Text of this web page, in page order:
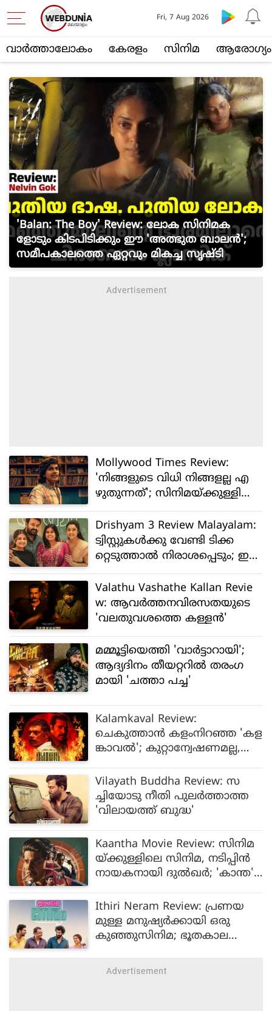
വാര്‍ത്താലോകം കേരളം സിനിമ ആരോഗ്യം
Fri, 7 Aug 2026
'Balan: The Boy' Review: ലോക സിനിമക
ളോടും കിടപിടിക്കും ഈ 'അത്ഭുത ബാലൻ';
സമീപകാലത്തെ ഏറ്റവും മികച്ച സൃഷ്ടി
Mollywood Times Review:
'നിങ്ങളുടെ വിധി നിങ്ങളല്ല എ
ഴുതുന്നത്'; സിനിമയ്ക്കുള്ളിലെ
സിനിമ, തുറന്നുപറച്ചിലിന്റെ
ധൈര്യം
Drishyam 3 Review Malayalam:
ട്വിസ്റ്റുകൾക്കു വേണ്ടി ടിക്ക
റ്റെടുത്താൽ നിരാശപ്പെടും; ഇ
ത്തവണ കഥപറച്ചിലിൽ പുതുമ
Valathu Vashathe Kallan Revie
w: ആവര്‍ത്തനവിരസതയുടെ
'വലതുവശത്തെ കള്ളന്‍'
മമ്മൂട്ടിയെത്തി 'വാർട്ടാറായി';
ആദ്യദിനം തീയറ്ററിൽ തരം​ഗ
മായി 'ചത്താ പച്ച'
Kalamkaval Review:
ചെകുത്താന്‍ കളംനിറഞ്ഞ 'കള
ങ്കാവല്‍'; കുറ്റാന്വേഷണമല്ല,
Vilayath Buddha Review: സ
ച്ചിയോടു നീതി പുലര്‍ത്താത്ത
'വിലായത്ത് ബുദ്ധ'
Kaantha Movie Review: സിനിമ
യ്ക്കുള്ളിലെ സിനിമ, നടിപ്പിന്‍
നായകനായി ദുല്‍ഖര്‍; 'കാന്ത'
Ithiri Neram Review: പ്രണയ
മുള്ള മനുഷ്യര്‍ക്കായി ഒരു
കുഞ്ഞുസിനിമ; ഭൂതകാല